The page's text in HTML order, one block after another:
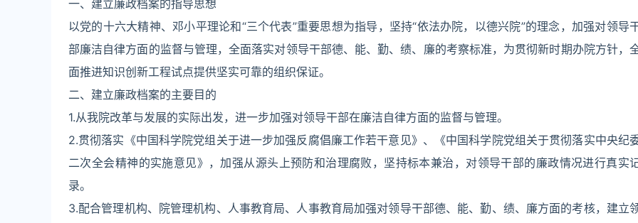
一、建立廉政档案的指导思想
以党的十六大精神、邓小平理论和“三个代表”重要思想为指导，坚持“依法办院，以德兴院”的理念，加强对领导
部廉洁自律方面的监督与管理，全面落实对领导干部德、能、勤、绩、廉的考察标准，为贯彻新时期办院方针，
面推进知识创新工程试点提供坚实可靠的组织保证。
二、建立廉政档案的主要目的
1.从我院改革与发展的实际出发，进一步加强对领导干部在廉洁自律方面的监督与管理。
2.贯彻落实《中国科学院党组关于进一步加强反腐倡廉工作若干意见》、《中国科学院党组关于贯彻落实中央纪
二次全会精神的实施意见》，加强从源头上预防和治理腐败，坚持标本兼治，对领导干部的廉政情况进行真实
录。
3.配合管理机构、院管理机构、人事教育局、人事教育局加强对领导干部德、能、勤、绩、廉方面的考核，建立